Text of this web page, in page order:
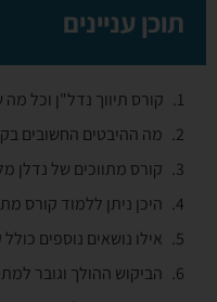
תוכן עניינים
קורס תיווך נדל"ן וכל
מה ההיבטים החשובים
קורס מתווכים של נדלן
היכן ניתן ללמוד קורס
אילו נושאים נוספים כולל
הביקוש ההולך וגובר